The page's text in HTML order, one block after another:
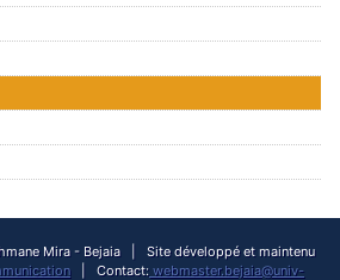
Mira - Bejaia | Site développé et maintenu
| Contact: webmaster.bejaia@univ-